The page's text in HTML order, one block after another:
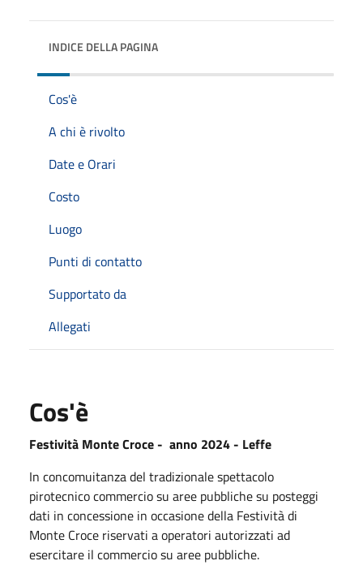
INDICE DELLA PAGINA
Cos'è
A chi è rivolto
Date e Orari
Costo
Luogo
Punti di contatto
Supportato da
Allegati
Cos'è
Festività Monte Croce - anno 2024 - Leffe
In concomuitanza del tradizionale spettacolo
pirotecnico commercio su aree pubbliche su posteggi
dati in concessione in occasione della Festività di
Monte Croce riservati a operatori autorizzati ad
esercitare il commercio su aree pubbliche.